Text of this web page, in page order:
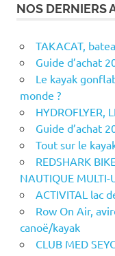
NOS DERNIERS
TAKACAT,
Guide d’achat
Le kayak
monde ?
HYDROFLYER,
Guide d’achat
Tout sur le
REDSHARK
NAUTIQUE MULTI-
ACTIVITAL lac
Row On Air,
canoë/kayak
CLUB MED